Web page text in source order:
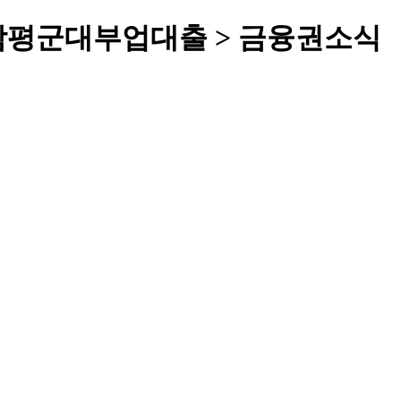
군대부업대출 > 금융권소식